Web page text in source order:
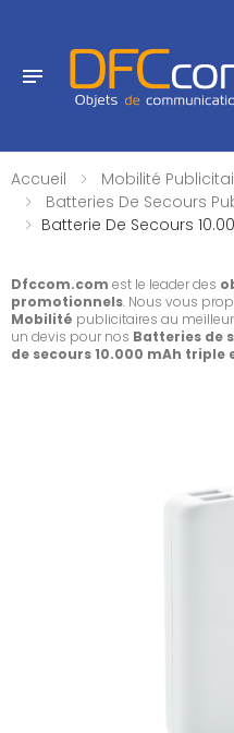
Accueil
Mobilité
Batteries De Secours
Batterie De Secours
Dfccom.com est le leader des
promotionnels. Nous vous
Mobilité publicitaires au
un devis pour nos Batteries de
de secours 10.000 mAh triple